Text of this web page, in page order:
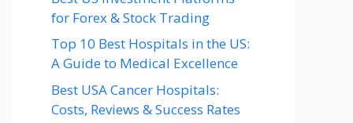
for Forex & Stock Trading
Top 10 Best Hospitals in the US:
A Guide to Medical Excellence
Best USA Cancer Hospitals:
Costs, Reviews & Success Rates